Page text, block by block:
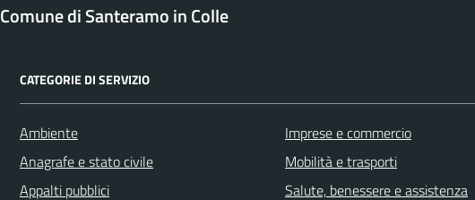
Comune di Santeramo in Colle
CATEGORIE DI SERVIZIO
Ambiente
Anagrafe e stato civile
Appalti pubblici
Imprese e commercio
Mobilità e trasporti
Salute, benessere e assistenza